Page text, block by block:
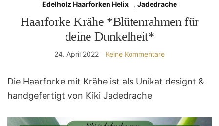
Edelholz Haarforken Helix , Jadedrache
Haarforke Krähe *Blütenrahmen für
deine Dunkelheit*
24. April 2022 Keine Kommentare
Die Haarforke mit Krähe ist als Unikat designt &
handgefertigt von Kiki Jadedrache